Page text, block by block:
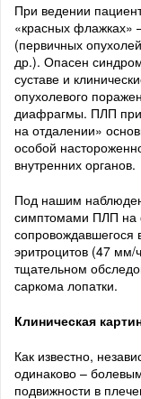
При ведении
«красных флажках»
(первичных
др.). Опасен
суставе и
опухолевого
диафрагмы. ПЛП при
на отдалении»
особой
внутренних органов.
Под нашим
симптомами ПЛП на
сопровождавшегося
эритроцитов (47 мм/
тщательном
саркома лопатки.
Клиническая
Как известно,
одинаково –
подвижности в